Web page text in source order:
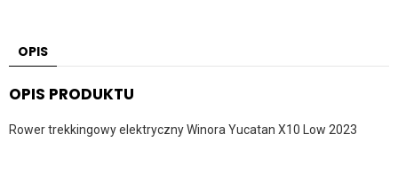
OPIS
OPIS PRODUKTU
Rower trekkingowy elektryczny Winora Yucatan X10 Low 2023